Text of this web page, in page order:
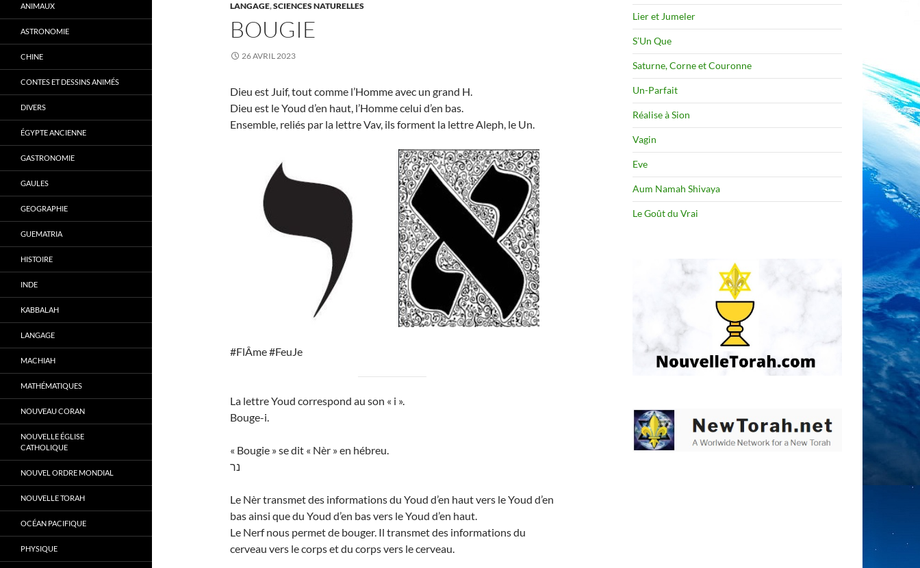
LANGAGE,SCIENCES NATURELLES
BOUGIE
26 AVRIL 2023
Dieu est Juif, tout comme l’Homme avec un grand H.
Dieu est le Youd d’en haut, l’Homme celui d’en bas.
Ensemble, reliés par la lettre Vav, ils forment la lettre Aleph, le Un.
#FlÂme #FeuJe
La lettre Youd correspond au son « i ».
Bouge-i.
« Bougie » se dit « Nèr » en hébreu.
נר
Le Nèr transmet des informations du Youd d’en haut vers le Youd d’en
bas ainsi que du Youd d’en bas vers le Youd d’en haut.
Le Nerf nous permet de bouger. Il transmet des informations du
cerveau vers le corps et du corps vers le cerveau.
Lier et Jumeler
S’Un Que
Saturne, Corne et Couronne
Un-Parfait
Réalise à Sion
Vagin
Eve
Aum Namah Shivaya
Le Goût du Vrai
ANIMAUX
ASTRONOMIE
CHINE
CONTES ET DESSINS ANIMÉS
DIVERS
ÉGYPTE ANCIENNE
GASTRONOMIE
GAULES
GEOGRAPHIE
GUEMATRIA
HISTOIRE
INDE
KABBALAH
LANGAGE
MACHIAH
MATHÉMATIQUES
NOUVEAU CORAN
NOUVELLE ÉGLISE
CATHOLIQUE
NOUVEL ORDRE MONDIAL
NOUVELLE TORAH
OCÉAN PACIFIQUE
PHYSIQUE